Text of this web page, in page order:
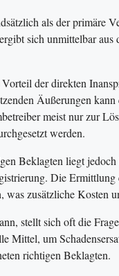
als der primäre
sich unmittelbar
der direkten
Äußerungen
meist nur zur
werden.
Beklagten liegt
Die
zusätzliche Kosten
stellt sich oft die
Mittel, um
richtigen Beklagten.